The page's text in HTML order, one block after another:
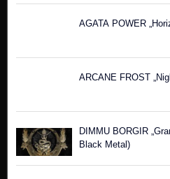
AGATA POWER
ARCANE FROST
DIMMU BORGIR
Black Metal)